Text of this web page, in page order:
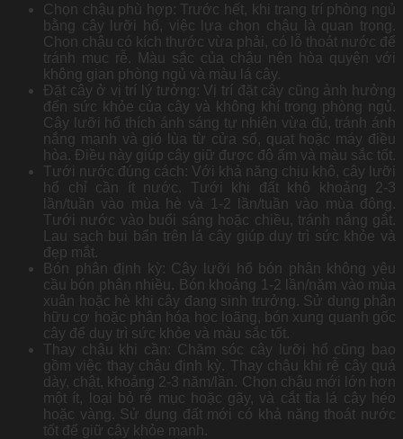
Chọn chậu phù hợp: Trước hết, khi trang trí phòng ngủ
bằng cây lưỡi hổ, việc lựa chọn chậu là quan trọng.
Chọn chậu có kích thước vừa phải, có lỗ thoát nước để
tránh mục rễ. Màu sắc của chậu nên hòa quyện với
không gian phòng ngủ và màu lá cây.
Đặt cây ở vị trí lý tưởng: Vị trí đặt cây cũng ảnh hưởng
đến sức khỏe của cây và không khí trong phòng ngủ.
Cây lưỡi hổ thích ánh sáng tự nhiên vừa đủ, tránh ánh
nắng mạnh và gió lùa từ cửa sổ, quạt hoặc máy điều
hòa. Điều này giúp cây giữ được độ ẩm và màu sắc tốt.
Tưới nước đúng cách: Với khả năng chịu khô, cây lưỡi
hổ chỉ cần ít nước. Tưới khi đất khô khoảng 2-3
lần/tuần vào mùa hè và 1-2 lần/tuần vào mùa đông.
Tưới nước vào buổi sáng hoặc chiều, tránh nắng gắt.
Lau sạch bụi bẩn trên lá cây giúp duy trì sức khỏe và
đẹp mắt.
Bón phân định kỳ: Cây lưỡi hổ bón phân không yêu
cầu bón phân nhiều. Bón khoảng 1-2 lần/năm vào mùa
xuân hoặc hè khi cây đang sinh trưởng. Sử dụng phân
hữu cơ hoặc phân hóa học loãng, bón xung quanh gốc
cây để duy trì sức khỏe và màu sắc tốt.
Thay chậu khi cần: Chăm sóc cây lưỡi hổ cũng bao
gồm việc thay chậu định kỳ. Thay chậu khi rễ cây quá
dày, chật, khoảng 2-3 năm/lần. Chọn chậu mới lớn hơn
một ít, loại bỏ rễ mục hoặc gãy, và cắt tỉa lá cây héo
hoặc vàng. Sử dụng đất mới có khả năng thoát nước
tốt để giữ cây khỏe mạnh.